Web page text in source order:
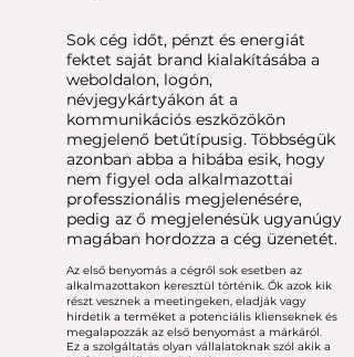
Sok cég időt, pénzt és energiát
fektet saját brand kialakításába a
weboldalon, logón,
névjegykártyákon át a
kommunikációs eszközökön
megjelenő betűtípusig. Többségük
azonban abba a hibába esik, hogy
nem figyel oda alkalmazottai
professzionális megjelenésére,
pedig az ő megjelenésük ugyanúgy
magában hordozza a cég üzenetét.
Az első benyomás a cégről sok esetben az
alkalmazottakon keresztül történik. Ők azok kik
részt vesznek a meetingeken, eladják vagy
hirdetik a terméket a potenciális klienseknek és
megalapozzák az első benyomást a márkáról.
Ez a szolgáltatás olyan vállalatoknak szól akik a